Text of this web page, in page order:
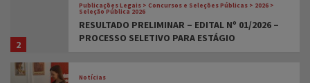
2
Publicações Legais > Concursos e Seleções Públicas > 2026 >
Seleção Pública 2026
RESULTADO PRELIMINAR – EDITAL Nº 01/2026 –
PROCESSO SELETIVO PARA ESTÁGIO
Notícias